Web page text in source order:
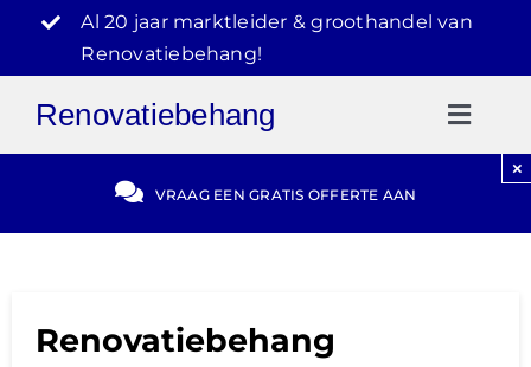
inhoud
Al 20 jaar marktleider & groothandel van
Renovatiebehang!
Renovatiebehang
Gratis Offerte
Video Reviews
VRAAG EEN GRATIS OFFERTE AAN
×
Renovatiebehang